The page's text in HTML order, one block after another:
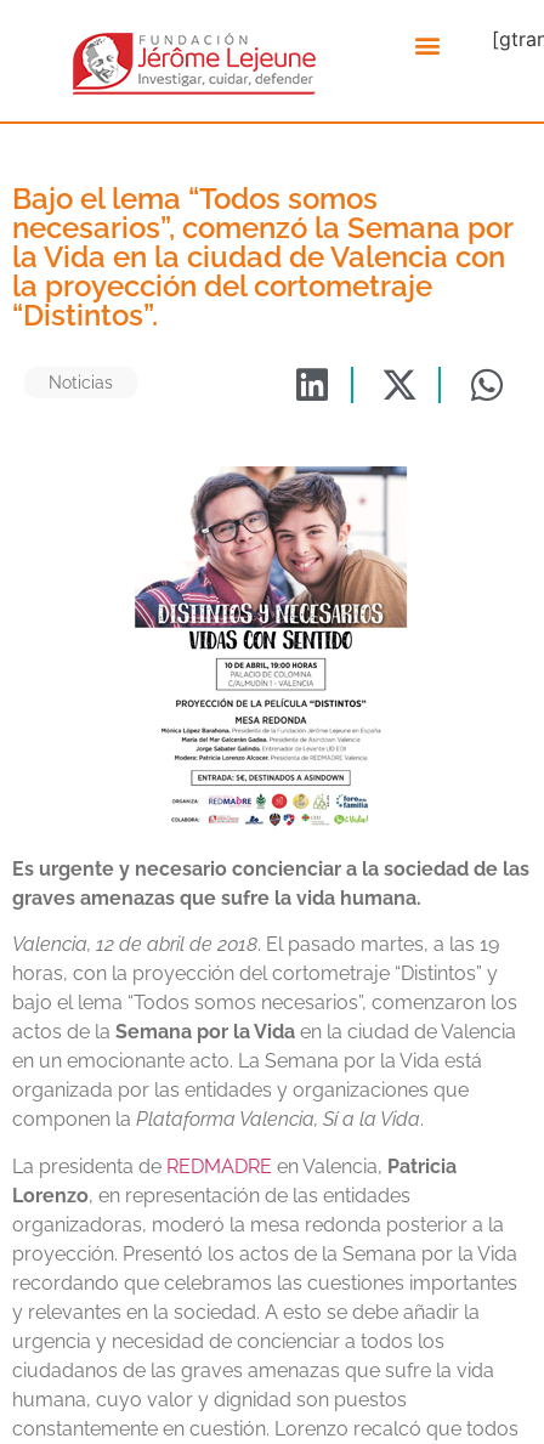
Bajo el lema “Todos somos
necesarios”, comenzó la Semana por
la Vida en la ciudad de Valencia con
la proyección del cortometraje
“Distintos”.
Noticias
Es urgente y necesario concienciar a la sociedad de las
graves amenazas que sufre la vida humana.
Valencia, 12 de abril de 2018. El pasado martes, a las 19
horas, con la proyección del cortometraje “Distintos” y
bajo el lema “Todos somos necesarios”, comenzaron los
actos de la Semana por la Vida en la ciudad de Valencia
en un emocionante acto. La Semana por la Vida está
organizada por las entidades y organizaciones que
componen la Plataforma Valencia, Sí a la Vida.
La presidenta de REDMADRE en Valencia, Patricia
Lorenzo, en representación de las entidades
organizadoras, moderó la mesa redonda posterior a la
proyección. Presentó los actos de la Semana por la Vida
recordando que celebramos las cuestiones importantes
y relevantes en la sociedad. A esto se debe añadir la
urgencia y necesidad de concienciar a todos los
ciudadanos de las graves amenazas que sufre la vida
humana, cuyo valor y dignidad son puestos
constantemente en cuestión. Lorenzo recalcó que todos